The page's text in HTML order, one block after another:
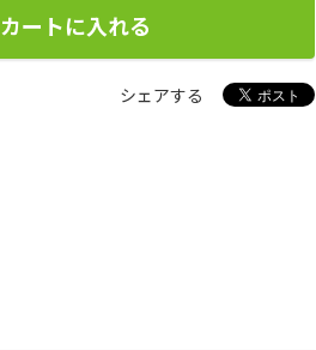
カートに入れる
シェアする